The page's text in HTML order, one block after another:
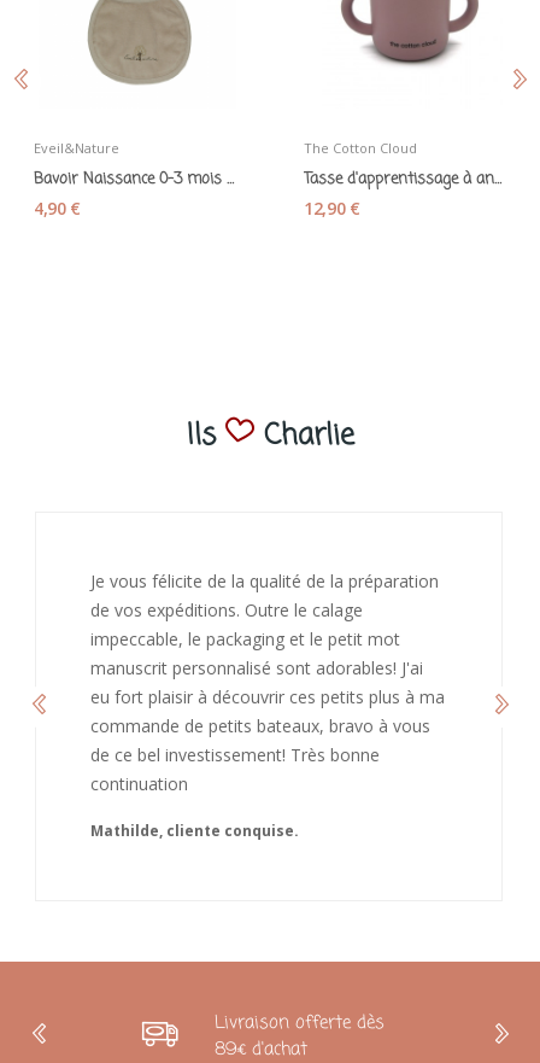
Eveil&Nature
Bavoir Naissance 0-3 mois en coton bio beige...
4,90 €
The Cotton Cloud
Tasse d'apprentissage à anses en silicone mauve
12,90 €
Ils Charlie
J’ai adoré ouvrir ce paquet votre message est
bienveillant et fait plaisir. Je ne manquerai pas
de recommandé chez vous. Bonne
continuation et merci à vous.
Caroline
Livraison offerte dès
89€ d'achat